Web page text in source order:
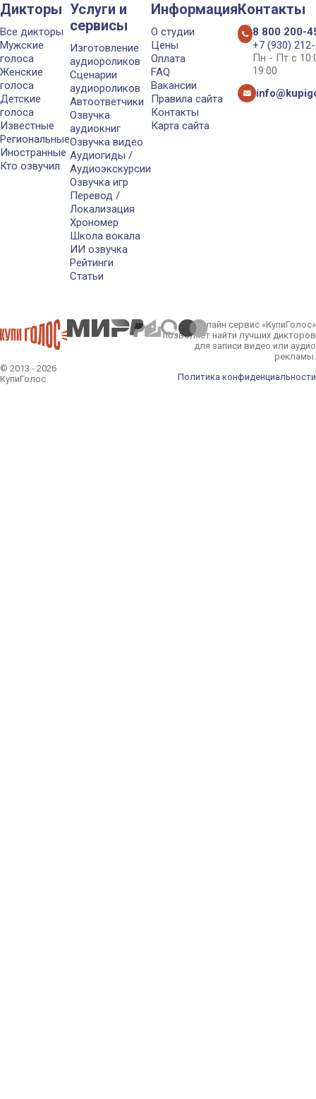
Дикторы
Все дикторы
Мужские
голоса
Женские
голоса
Детские
голоса
Известные
Региональные
Иностранные
Кто озвучил
Услуги и
сервисы
Изготовление
аудиороликов
Сценарии
аудиороликов
Автоответчики
Озвучка
аудиокниг
Озвучка видео
Аудиогиды /
Аудиоэкскурсии
Озвучка игр
Перевод /
Локализация
Хрономер
Школа вокала
ИИ озвучка
Рейтинги
Статьи
Информация
О студии
Цены
Оплата
FAQ
Вакансии
Правила сайта
Контакты
Карта сайта
Контакты
8 800 200-
+7 (930)
Пн - Пт с
19:00
© 2013 - 2026
КупиГолос
Онлайн сервис «КупиГолос»
позволяет найти лучших дикторов
для записи видео или аудио
рекламы.
Политика конфиденциальности